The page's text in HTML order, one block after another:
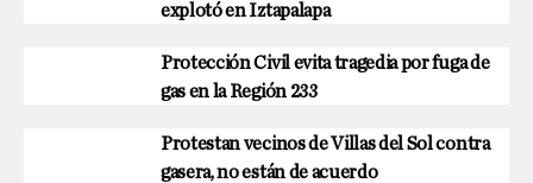
explotó en Iztapalapa
Protección Civil evita tragedia por fuga de
gas en la Región 233
Protestan vecinos de Villas del Sol contra
gasera, no están de acuerdo